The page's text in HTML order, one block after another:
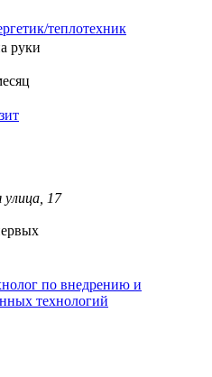
теплотехник
руки
17
по внедрению и
технологий